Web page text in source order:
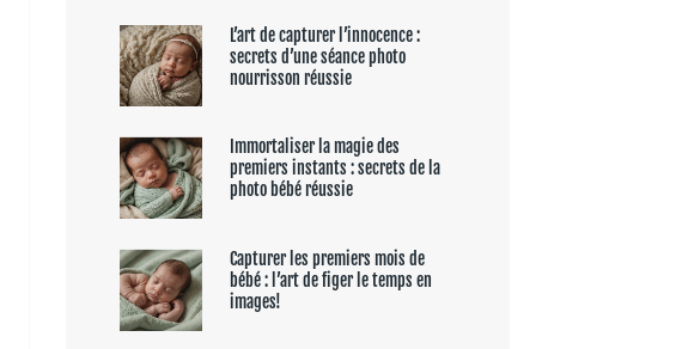
L’art de capturer l’innocence :
secrets d’une séance photo
nourrisson réussie
Immortaliser la magie des
premiers instants : secrets de la
photo bébé réussie
Capturer les premiers mois de
bébé : l’art de figer le temps en
images!